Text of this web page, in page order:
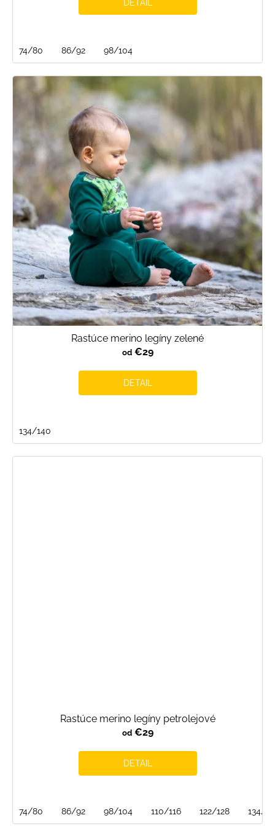
DETAIL
74/80 86/92 98/104
Rastúce merino legíny zelené
od€29
DETAIL
134/140
Rastúce merino legíny petrolejové
od€29
DETAIL
74/80 86/92 98/104 110/116 122/128 134/